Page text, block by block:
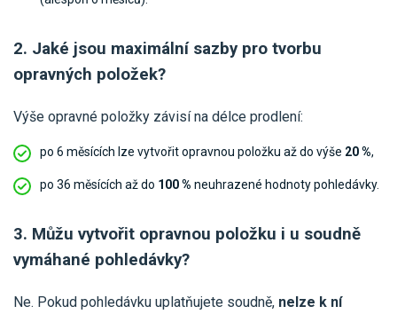
2. Jaké jsou maximální sazby pro tvorbu
opravných položek?
Výše opravné položky závisí na délce prodlení:
po 6 měsících lze vytvořit opravnou položku až do výše 20 %,
po 36 měsících až do 100 % neuhrazené hodnoty pohledávky.
3. Můžu vytvořit opravnou položku i u soudně
vymáhané pohledávky?
Ne. Pokud pohledávku uplatňujete soudně, nelze k ní